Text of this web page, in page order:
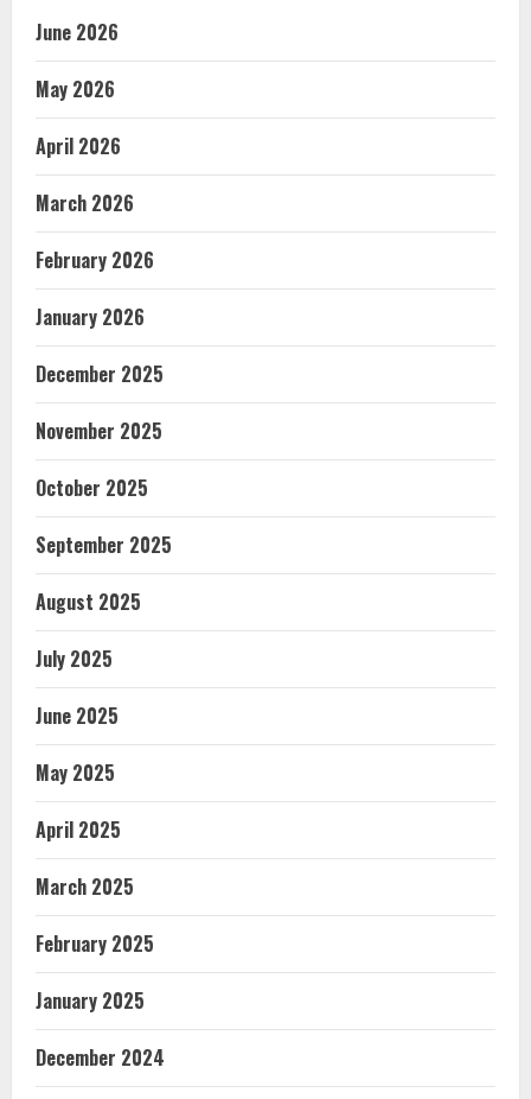
June 2026
May 2026
April 2026
March 2026
February 2026
January 2026
December 2025
November 2025
October 2025
September 2025
August 2025
July 2025
June 2025
May 2025
April 2025
March 2025
February 2025
January 2025
December 2024